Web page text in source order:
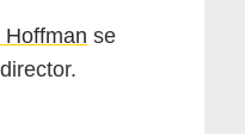
Hoffman se